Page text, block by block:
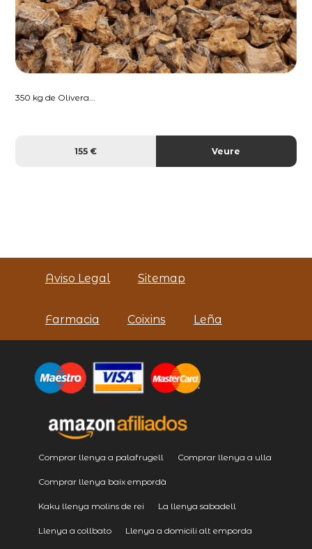
350 kg de Olivera...
155 € Veure
Aviso Legal Sitemap
Farmacia Coixins Leña
Comprar llenya a palafrugell Comprar llenya a ulla
Comprar llenya baix empordà
Kaku llenya molins de rei La llenya sabadell
Llenya a collbato Llenya a domicili alt emporda